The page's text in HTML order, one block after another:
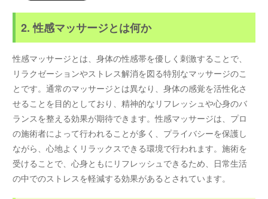
2. 性感マッサージとは何か
性感マッサージとは、身体の性感帯を優しく刺激することで、
リラクゼーションやストレス解消を図る特別なマッサージのこ
とです。通常のマッサージとは異なり、身体の感覚を活性化さ
せることを目的としており、精神的なリフレッシュや心身のバ
ランスを整える効果が期待できます。性感マッサージは、プロ
の施術者によって行われることが多く、プライバシーを保護し
ながら、心地よくリラックスできる環境で行われます。施術を
受けることで、心身ともにリフレッシュできるため、日常生活
の中でのストレスを軽減する効果があるとされています。